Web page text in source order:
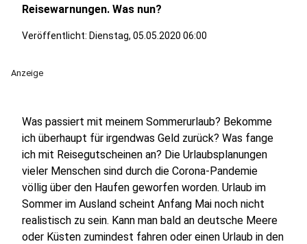
Reisewarnungen. Was nun?
Veröffentlicht: Dienstag, 05.05.2020 06:00
Anzeige
Was passiert mit meinem Sommerurlaub? Bekomme
ich überhaupt für irgendwas Geld zurück? Was fange
ich mit Reisegutscheinen an? Die Urlaubsplanungen
vieler Menschen sind durch die Corona-Pandemie
völlig über den Haufen geworfen worden. Urlaub im
Sommer im Ausland scheint Anfang Mai noch nicht
realistisch zu sein. Kann man bald an deutsche Meere
oder Küsten zumindest fahren oder einen Urlaub in den